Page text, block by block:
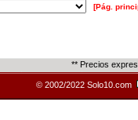
[Pág.
** Precios
© 2002/2022 Solo10.com